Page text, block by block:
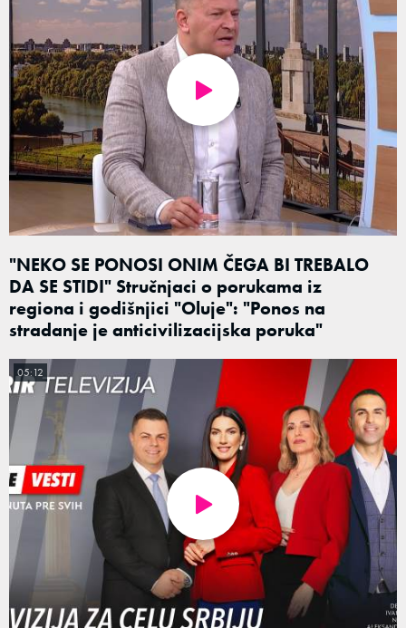
"NEKO SE PONOSI ONIM ČEGA BI TREBALO
DA SE STIDI" Stručnjaci o porukama iz
regiona i godišnjici "Oluje": "Ponos na
stradanje je anticivilizacijska poruka"
05:12